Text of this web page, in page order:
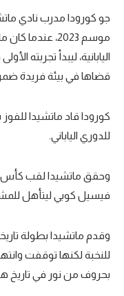
جو كورودا مدرب نادي
موسم 2023،
اليابانية، ليبدأ تجربته
قضاها في بيئة فريدة ضمن
للدوري الياباني.
وحقق ماتشيدا لقب كأس
فيسيل كوبي ليتأهل
وقدم ماتشيدا بطولة
للنخبة لكنها توقفت
بحروف من نور في تاريخ